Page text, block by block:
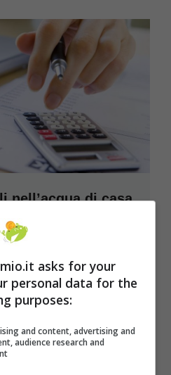
nell’acqua di casa,
da bollette folli
dall’importo folle a
l’origine? Potreste ...
22 Agosto 2021
asks for your
personal data for the
purposes:
and content, advertising and
audience research and